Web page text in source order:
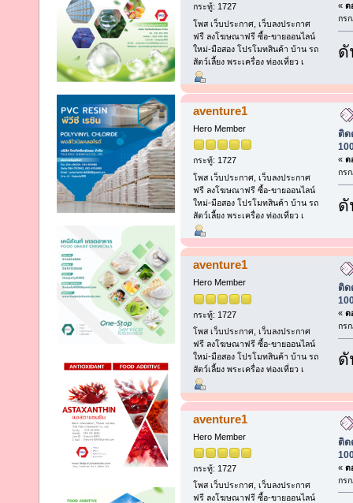
กระทู้: 1727
โพส เว็บประกาศ, เว็บลงประกาศ
ฟรี ลงโฆษณาฟรี ซื้อ-ขายออนไลน์
ใหม่-มือสอง โปรโมทสินค้า บ้าน รถ
สัตว์เลี้ยง พระเครื่อง ท่องเที่ยว เ
« ต
กร
ดั
aventure1
Hero Member
กระทู้: 1727
โพส เว็บประกาศ, เว็บลงประกาศ
ฟรี ลงโฆษณาฟรี ซื้อ-ขายออนไลน์
ใหม่-มือสอง โปรโมทสินค้า บ้าน รถ
สัตว์เลี้ยง พระเครื่อง ท่องเที่ยว เ
ติด
« ต
กร
ดั
aventure1
Hero Member
กระทู้: 1727
โพส เว็บประกาศ, เว็บลงประกาศ
ฟรี ลงโฆษณาฟรี ซื้อ-ขายออนไลน์
ใหม่-มือสอง โปรโมทสินค้า บ้าน รถ
สัตว์เลี้ยง พระเครื่อง ท่องเที่ยว เ
ติด
« ต
กร
ดั
aventure1
Hero Member
กระทู้: 1727
โพส เว็บประกาศ, เว็บลงประกาศ
ฟรี ลงโฆษณาฟรี ซื้อ-ขายออนไลน์
ติด
« ต
กร